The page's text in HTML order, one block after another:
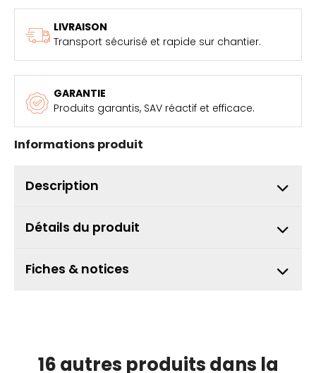
LIVRAISON
Transport sécurisé et rapide sur chantier.
GARANTIE
Produits garantis, SAV réactif et efficace.
Informations produit
Description
Détails du produit
Fiches & notices
16 autres produits dans la